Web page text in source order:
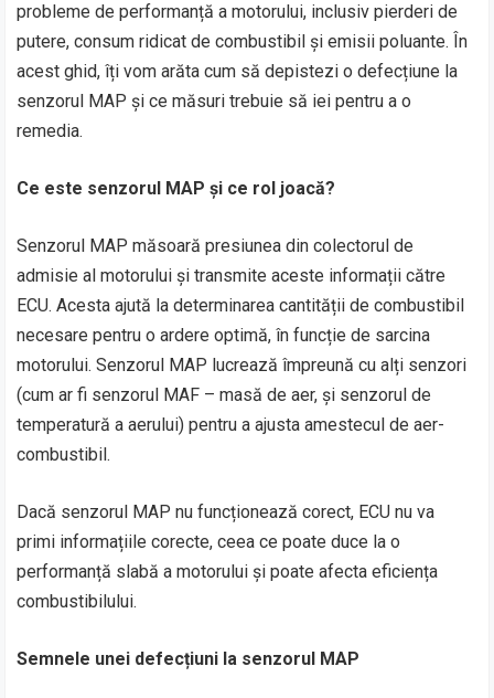
probleme de performanță a motorului, inclusiv pierderi de
putere, consum ridicat de combustibil și emisii poluante. În
acest ghid, îți vom arăta cum să depistezi o defecțiune la
senzorul MAP și ce măsuri trebuie să iei pentru a o
remedia.
Ce este senzorul MAP și ce rol joacă?
Senzorul MAP măsoară presiunea din colectorul de
admisie al motorului și transmite aceste informații către
ECU. Acesta ajută la determinarea cantității de combustibil
necesare pentru o ardere optimă, în funcție de sarcina
motorului. Senzorul MAP lucrează împreună cu alți senzori
(cum ar fi senzorul MAF – masă de aer, și senzorul de
temperatură a aerului) pentru a ajusta amestecul de aer-
combustibil.
Dacă senzorul MAP nu funcționează corect, ECU nu va
primi informațiile corecte, ceea ce poate duce la o
performanță slabă a motorului și poate afecta eficiența
combustibilului.
Semnele unei defecțiuni la senzorul MAP